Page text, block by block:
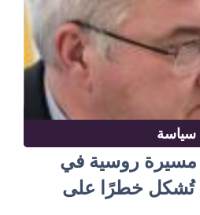
سياسة
مسيرة روسية في
تُشكل خطرًا على